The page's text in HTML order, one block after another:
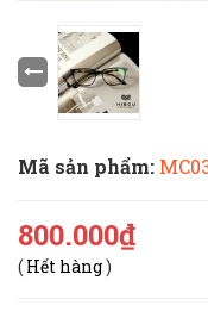
Mã sản phẩm:
800.000₫
( Hết hàng)